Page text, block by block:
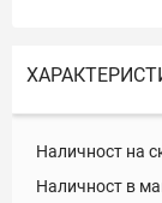
Наличност на
Наличност в